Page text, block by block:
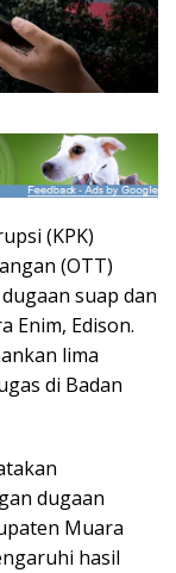
(KPK)
(OTT)
suap dan
Enim, Edison.
lima
di Badan
dugaan
Muara
hasil